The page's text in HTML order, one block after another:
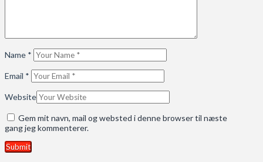
Name *
Email *
Website
Gem mit navn, mail og websted i denne browser til næste
gang jeg kommenterer.